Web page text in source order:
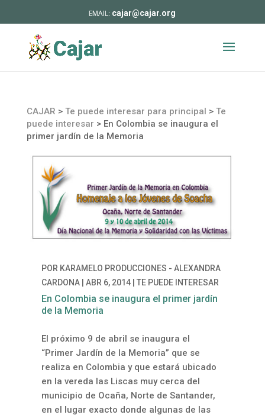
cajar@cajar.org
CAJAR > Te puede interesar para principal > Te
puede interesar > En Colombia se inaugura el
primer jardín de la Memoria
POR KARAMELO PRODUCCIONES - ALEXANDRA
CARDONA| ABR 6, 2014| TE PUEDE INTERESAR
En Colombia se inaugura el primer jardín
de la Memoria
El próximo 9 de abril se inaugura el
“Primer Jardín de la Memoria” que se
realiza en Colombia y que estará ubicado
en la vereda las Liscas muy cerca del
municipio de Ocaña, Norte de Santander,
en el lugar exacto donde algunas de las